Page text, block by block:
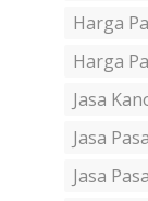
Harga
Harga
Jasa
Jasa
Jasa